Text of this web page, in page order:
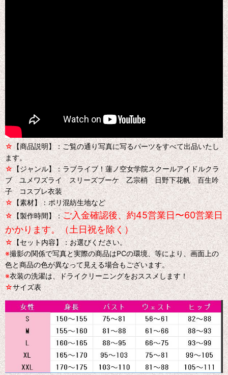
☆【商品説明】：ご覧の通り写真に写るパーツをすべて出品いたし
ます。
☆【ジャンル】：ラブライブ！蓮ノ空女学院スクールアイドルクラ
ブ ユメワズライ スリーズブーケ 乙宗梢 日野下花帆 百生吟
子 コスプレ衣装
☆【素材】：ポリ混紡生地など
☆【製作時間】：ご入金確認後、約45営業日〜60営業日
かかります。（土日祝を除く）
☆【セット内容】：お選びください。
※撮影の関係で写真と実際の商品はPCの環境、等により、画面上の
色と商品の色が異なって見える場合もございます。
※衣装の洗濯は、ドライクリーニングをおススメします！
☆サイズ表